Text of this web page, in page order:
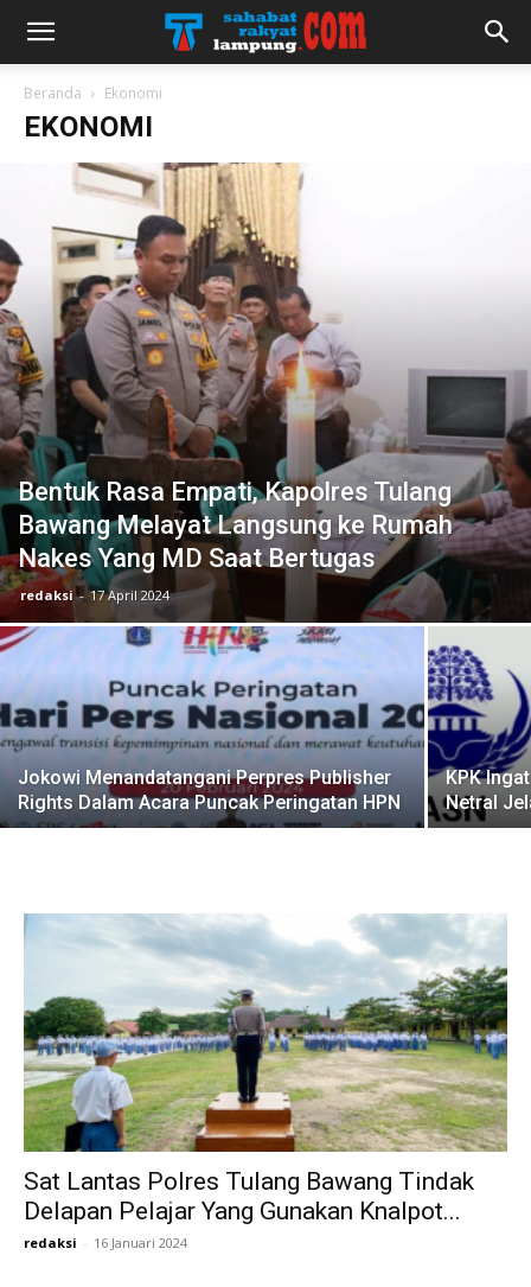
Beranda Ekonomi
EKONOMI
Bentuk Rasa Empati, Kapolres Tulang
Bawang Melayat Langsung ke Rumah
Nakes Yang MD Saat Bertugas
redaksi - 17 April 2024
Jokowi Menandatangani Perpres Publisher
Rights Dalam Acara Puncak Peringatan HPN
KPK
Netral
Sat Lantas Polres Tulang Bawang Tindak
Delapan Pelajar Yang Gunakan Knalpot...
redaksi - 16 Januari 2024